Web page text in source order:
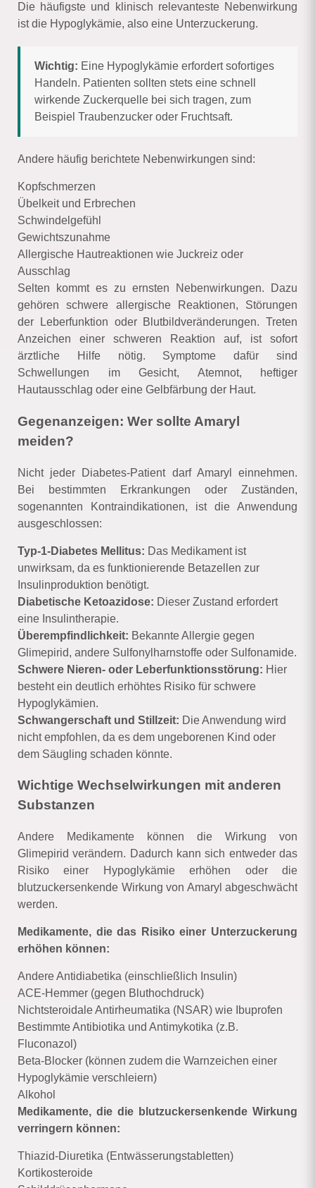
Die häufigste und klinisch relevanteste Nebenwirkung
ist die Hypoglykämie, also eine Unterzuckerung.
Wichtig: Eine Hypoglykämie erfordert sofortiges
Handeln. Patienten sollten stets eine schnell
wirkende Zuckerquelle bei sich tragen, zum
Beispiel Traubenzucker oder Fruchtsaft.
Andere häufig berichtete Nebenwirkungen sind:
Kopfschmerzen
Übelkeit und Erbrechen
Schwindelgefühl
Gewichtszunahme
Allergische Hautreaktionen wie Juckreiz oder
Ausschlag
Selten kommt es zu ernsten Nebenwirkungen. Dazu
gehören schwere allergische Reaktionen, Störungen
der Leberfunktion oder Blutbildveränderungen. Treten
Anzeichen einer schweren Reaktion auf, ist sofort
ärztliche Hilfe nötig. Symptome dafür sind
Schwellungen im Gesicht, Atemnot, heftiger
Hautausschlag oder eine Gelbfärbung der Haut.
Gegenanzeigen: Wer sollte Amaryl
meiden?
Nicht jeder Diabetes-Patient darf Amaryl einnehmen.
Bei bestimmten Erkrankungen oder Zuständen,
sogenannten Kontraindikationen, ist die Anwendung
ausgeschlossen:
Typ-1-Diabetes Mellitus: Das Medikament ist
unwirksam, da es funktionierende Betazellen zur
Insulinproduktion benötigt.
Diabetische Ketoazidose: Dieser Zustand erfordert
eine Insulintherapie.
Überempfindlichkeit: Bekannte Allergie gegen
Glimepirid, andere Sulfonylharnstoffe oder Sulfonamide.
Schwere Nieren- oder Leberfunktionsstörung: Hier
besteht ein deutlich erhöhtes Risiko für schwere
Hypoglykämien.
Schwangerschaft und Stillzeit: Die Anwendung wird
nicht empfohlen, da es dem ungeborenen Kind oder
dem Säugling schaden könnte.
Wichtige Wechselwirkungen mit anderen
Substanzen
Andere Medikamente können die Wirkung von
Glimepirid verändern. Dadurch kann sich entweder das
Risiko einer Hypoglykämie erhöhen oder die
blutzuckersenkende Wirkung von Amaryl abgeschwächt
werden.
Medikamente, die das Risiko einer Unterzuckerung
erhöhen können:
Andere Antidiabetika (einschließlich Insulin)
ACE-Hemmer (gegen Bluthochdruck)
Nichtsteroidale Antirheumatika (NSAR) wie Ibuprofen
Bestimmte Antibiotika und Antimykotika (z.B.
Fluconazol)
Beta-Blocker (können zudem die Warnzeichen einer
Hypoglykämie verschleiern)
Alkohol
Medikamente, die die blutzuckersenkende Wirkung
verringern können:
Thiazid-Diuretika (Entwässerungstabletten)
Kortikosteroide